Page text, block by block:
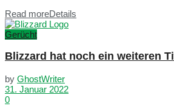
Read moreDetails
Gerücht
Blizzard hat noch ein weiteren
by GhostWriter
31. Januar 2022
0